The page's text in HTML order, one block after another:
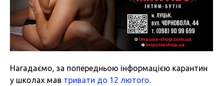
Нагадаємо, за попередньою інформацією карантин
у школах мав тривати до 12 лютого.